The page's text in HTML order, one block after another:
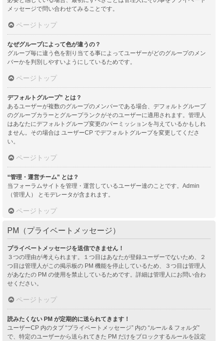
メッセージで問い合わせてみることです。
ページトップ
なぜグループによって色が違うの？
グループ毎に違う色を割り当てる事によってユーザーがどのグループのメン
バーかを判別しやすいようにしているためです。
ページトップ
デフォルトグループ” とは？
あるユーザーが複数のグループのメンバーである場合、デフォルトグループ
のグループカラーとグループランクがそのユーザーに適用されます。管理人
はあなたにデフォルトグループ変更のパーミッションを与えているかもしれ
ません。その場合は ユーザーCP でデフォルトグループを変更してくださ
い。
ページトップ
“管理・運営チーム” とは？
当フォーラムサイトを管理・運営しているユーザー達のことです。Admin
（管理人） とモデレータが含まれます。
ページトップ
PM（プライベートメッセージ）
プライベートメッセージを送信できません！
３つの理由が考えられます。１つ目はあなたが登録ユーザーでないため、２
つ目は管理人がこの掲示板の PM 機能を停止しているため、３つ目は管理人
があなたの PM の使用を禁止しているためです。詳細は管理人にお問い合わ
せください。
ページトップ
読みたくない PM が定期的に送られてきます！
ユーザーCP 内のタブ “プライベートメッセージ” 内の “ルール & フォルダ”
で、特定のユーザーから送られてきた PM だけをブロックするルールを設定